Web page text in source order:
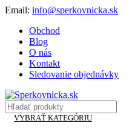
Email: info@sperkovnicka.sk
Obchod
Blog
O nás
Kontakt
Sledovanie objednávky
VYBRAŤ KATEGÓRIU